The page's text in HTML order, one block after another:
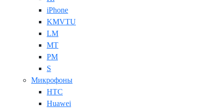
iPhone
KMVTU
LM
MT
PM
S
Микрофоны
HTC
Huawei